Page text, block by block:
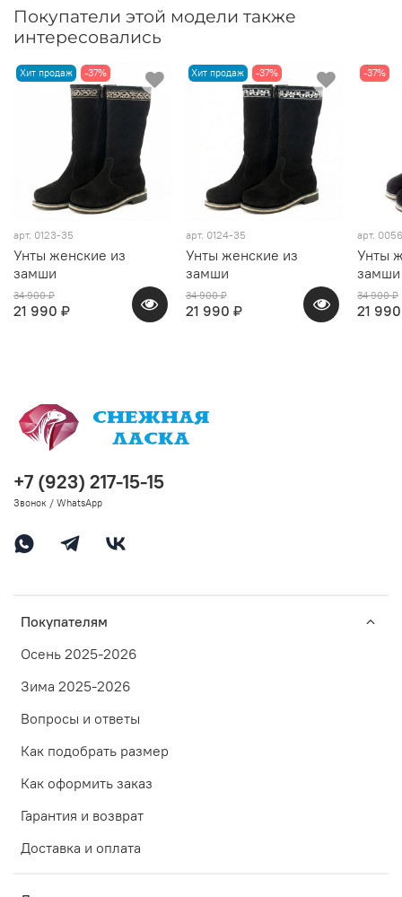
Покупатели этой модели также
интересовались
Хит продаж -37%
арт. 0123-35
Унты женские из
замши
34 900 ₽
21 990 ₽
Хит продаж -37%
арт. 0124-35
Унты женские из
замши
34 900 ₽
21 990 ₽
-37%
арт.
Унты
замши
34 900 ₽
21
Покупателям
Осень 2025-2026
Зима 2025-2026
Вопросы и ответы
Как подобрать размер
Как оформить заказ
Гарантия и возврат
Доставка и оплата
+7 (923) 217-15-15
Звонок / WhatsApp